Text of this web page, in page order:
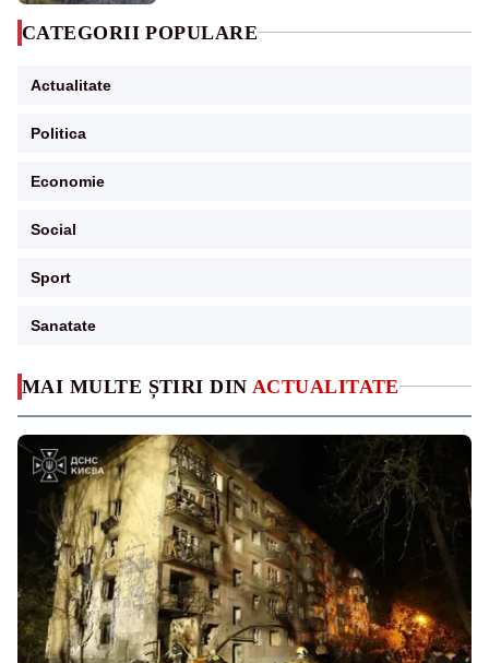
MAI MULTE ȘTIRI DIN ACTUALITATE
CATEGORII POPULARE
Actualitate
Politica
Economie
Social
Sport
Sanatate